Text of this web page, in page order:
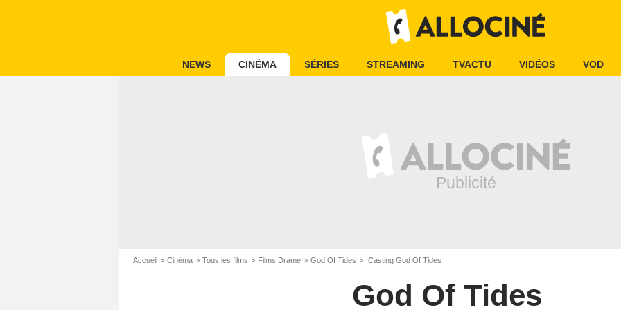
NEWS CINÉMA SÉRIES STREAMING TVACTU VIDÉOS VOD
Accueil Cinéma Tous les films Films Drame God Of Tides Casting God Of Tides
God Of Tides